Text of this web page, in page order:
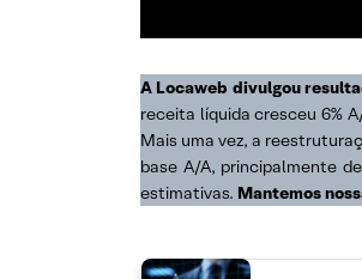
A Locaweb divulgou
receita líquida cresceu 6%
Mais uma vez, a
base A/A, principalmente
estimativas. Mantemos